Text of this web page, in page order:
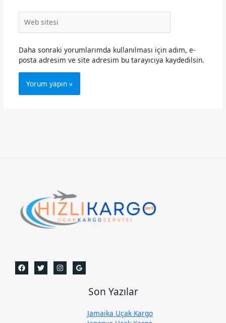
sitesi
Daha sonraki yorumlarımda kullanılması için adım, e-
posta adresim ve site adresim bu tarayıcıya kaydedilsin.
Son Yazılar
Jamaika Uçak Kargo